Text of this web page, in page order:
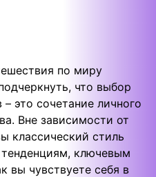
по миру
что выбор
это сочетание личного
Вне зависимости от
классический стиль
ключевым
вы чувствуете себя в